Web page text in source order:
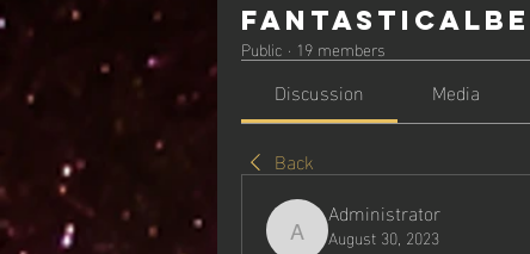
Public · 19 members
Discussion
Media
Back
Administrator
Administrator
August 30, 2023